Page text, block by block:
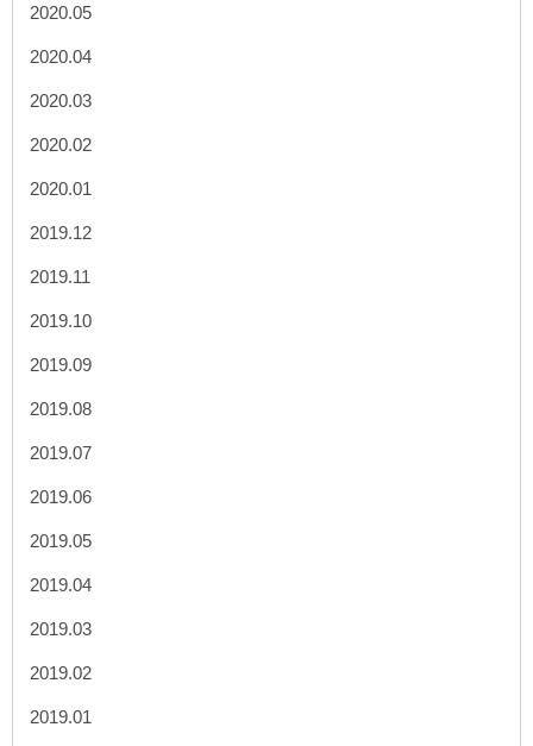
2020.05
2020.04
2020.03
2020.02
2020.01
2019.12
2019.11
2019.10
2019.09
2019.08
2019.07
2019.06
2019.05
2019.04
2019.03
2019.02
2019.01